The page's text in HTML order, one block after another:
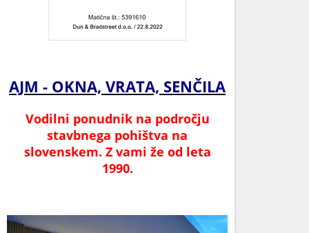
AJM - OKNA, VRATA, SENČILA
Vodilni ponudnik na področju
stavbnega pohištva na
slovenskem. Z vami že od leta
1990.